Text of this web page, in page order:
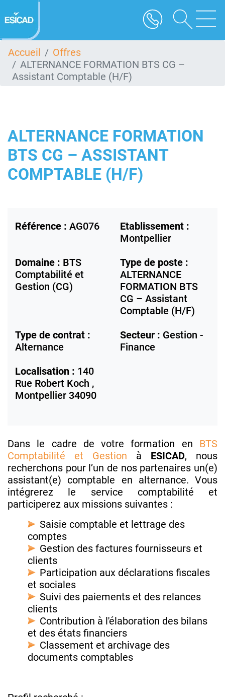
au
contenu
Accueil
Offres
ALTERNANCE FORMATION BTS CG –
Assistant Comptable (H/F)
ALTERNANCE FORMATION
BTS CG – ASSISTANT
COMPTABLE (H/F)
Référence : AG076
Etablissement :
Montpellier
Domaine : BTS
Comptabilité et
Gestion (CG)
Type de poste :
ALTERNANCE
FORMATION BTS
CG – Assistant
Comptable (H/F)
Type de contrat :
Alternance
Secteur : Gestion -
Finance
Localisation : 140
Rue Robert Koch ,
Montpellier 34090
Dans le cadre de votre formation en BTS
Comptabilité et Gestion à ESICAD, nous
recherchons pour l’un de nos partenaires un(e)
assistant(e) comptable en alternance. Vous
intégrerez le service comptabilité et
participerez aux missions suivantes :
Saisie comptable et lettrage des
comptes
Gestion des factures fournisseurs et
clients
Participation aux déclarations fiscales
et sociales
Suivi des paiements et des relances
clients
Contribution à l'élaboration des bilans
et des états financiers
Classement et archivage des
documents comptables